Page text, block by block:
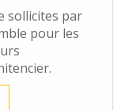
sollicites par
pour les